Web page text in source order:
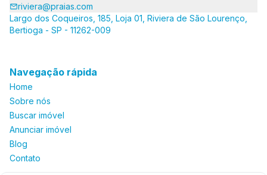
riviera@praias.com
Largo dos Coqueiros, 185, Loja 01, Riviera de São Lourenço,
Bertioga - SP - 11262-009
Navegação rápida
Home
Sobre nós
Buscar imóvel
Anunciar imóvel
Blog
Contato